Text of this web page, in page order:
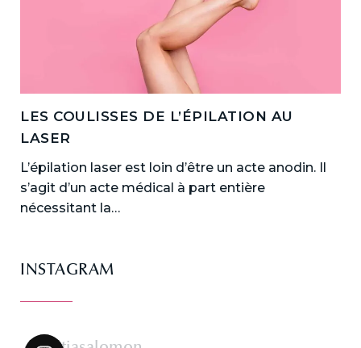
LES COULISSES DE L’ÉPILATION AU
LASER
L’épilation laser est loin d’être un acte anodin. Il
s’agit d’un acte médical à part entière
nécessitant la…
INSTAGRAM